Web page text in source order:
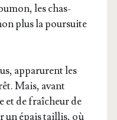
les chas­
plus la pour­suite
appa­rurent les
Mais, avant
et de fraî­cheur de
un épais taillis, où